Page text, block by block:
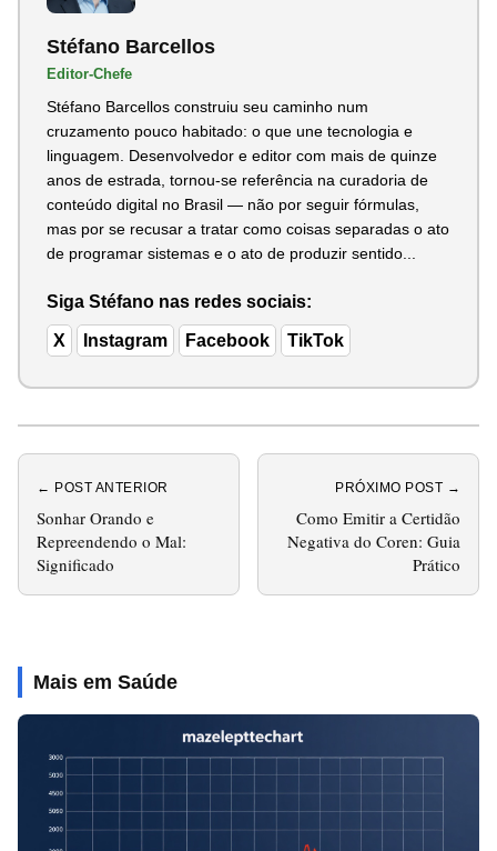
Stéfano Barcellos
Editor-Chefe
Stéfano Barcellos construiu seu caminho num
cruzamento pouco habitado: o que une tecnologia e
linguagem. Desenvolvedor e editor com mais de quinze
anos de estrada, tornou-se referência na curadoria de
conteúdo digital no Brasil — não por seguir fórmulas,
mas por se recusar a tratar como coisas separadas o ato
de programar sistemas e o ato de produzir sentido...
Siga Stéfano nas redes sociais:
X Instagram Facebook TikTok
← POST ANTERIOR
Sonhar Orando e
Repreendendo o Mal:
Significado
PRÓXIMO POST →
Como Emitir a Certidão
Negativa do Coren: Guia
Prático
Mais em Saúde